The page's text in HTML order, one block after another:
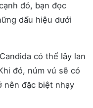
đó, bạn đọc
dấu hiệu dưới
có thể lây lan
đó, núm vú sẽ có
nên đặc biệt nhạy